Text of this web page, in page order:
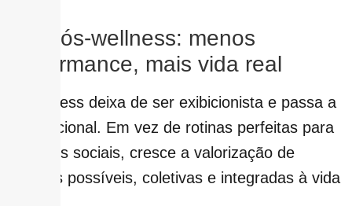
4 – Pós-wellness: menos
performance, mais vida real
O wellness deixa de ser exibicionista e passa a
ser funcional. Em vez de rotinas perfeitas para
as redes sociais, cresce a valorização de
práticas possíveis, coletivas e integradas à vida